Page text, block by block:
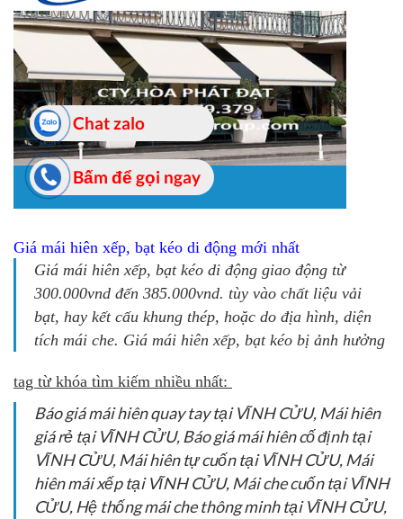
Giá mái hiên xếp, bạt kéo di động mới nhất
Giá mái hiên xếp, bạt kéo di động giao động từ
300.000vnd đến 385.000vnd. tùy vào chất liệu vải
bạt, hay kết cấu khung thép, hoặc do địa hình, diện
tích mái che. Giá mái hiên xếp, bạt kéo bị ảnh hưởng
tag từ khóa tìm kiếm nhiều nhất:
Báo giá mái hiên quay tay tại VĨNH CỬU, Mái hiên
giá rẻ tại VĨNH CỬU, Báo giá mái hiên cố định tại
VĨNH CỬU, Mái hiên tự cuốn tại VĨNH CỬU, Mái
hiên mái xếp tại VĨNH CỬU, Mái che cuốn tại VĨNH
CỬU, Hệ thống mái che thông minh tại VĨNH CỬU,